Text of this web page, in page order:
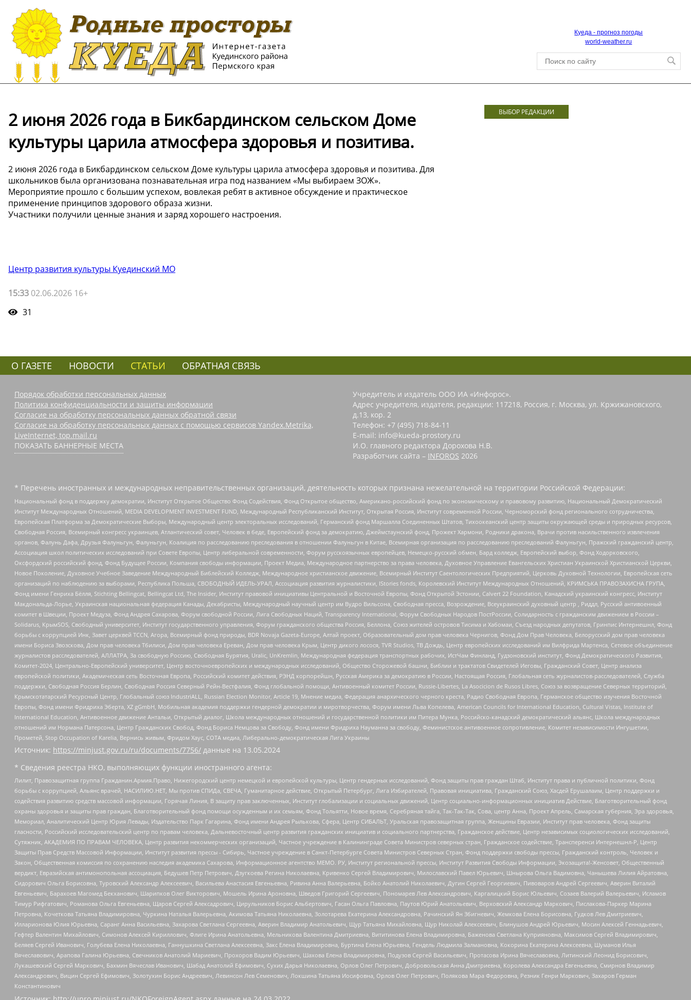
Куеда - прогноз погоды
world-weather.ru
2 июня 2026 года в Бикбардинском сельском Доме
культуры царила атмосфера здоровья и позитива.
2 июня 2026 года в Бикбардинском сельском Доме культуры царила атмосфера здоровья и позитива. Для
школьников была организована познавательная игра под названием «Мы выбираем ЗОЖ».
Мероприятие прошло с большим успехом, вовлекая ребят в активное обсуждение и практическое
применение принципов здорового образа жизни.
Участники получили ценные знания и заряд хорошего настроения.
Центр развития культуры Куединский МО
15:33 02.06.2026 16+
31
ВЫБОР РЕДАКЦИИ
О ГАЗЕТЕ НОВОСТИ СТАТЬИ ОБРАТНАЯ СВЯЗЬ
Порядок обработки персональных данных
Политика конфиденциальности и защиты информации
Согласие на обработку персональных данных обратной связи
Согласие на обработку персональных данных с помощью сервисов Yandex.Metrika,
LiveInternet, top.mail.ru
ПОКАЗАТЬ БАННЕРНЫЕ МЕСТА
Учредитель и издатель ООО ИА «Инфорос».
Адрес учредителя, издателя, редакции: 117218, Россия, г. Москва, ул. Кржижановского,
д.13, кор. 2
Телефон: +7 (495) 718-84-11
E-mail: info@kueda-prostory.ru
И.О. главного редактора Дорохова Н.В.
Разработчик сайта – INFOROS 2026
* Перечень иностранных и международных неправительственных организаций, деятельность которых признана нежелательной на территории Российской Федерации:
Национальный фонд в поддержку демократии, Институт Открытое Общество Фонд Содействия, Фонд Открытое общество, Американо-российский фонд по экономическому и правовому развитию, Национальный Демократический
Институт Международных Отношений, MEDIA DEVELOPMENT INVESTMENT FUND, Международный Республиканский Институт, Открытая Россия, Институт современной России, Черноморский фонд регионального сотрудничества,
Европейская Платформа за Демократические Выборы, Международный центр электоральных исследований, Германский фонд Маршалла Соединенных Штатов, Тихоокеанский центр защиты окружающей среды и природных ресурсов,
Свободная Россия, Всемирный конгресс украинцев, Атлантический совет, Человек в беде, Европейский фонд за демократию, Джеймстаунский фонд, Прожект Хармони, Родники дракона, Врачи против насильственного извлечения
органов, Фалунь Дафа, Друзья Фалуньгун, Фалуньгун, Коалиция по расследованию преследования в отношении Фалуньгун в Китае, Всемирная организация по расследованию преследований Фалуньгун, Пражский гражданский центр,
Ассоциация школ политических исследований при Совете Европы, Центр либеральной современности, Форум русскоязычных европейцев, Немецко-русский обмен, Бард колледж, Европейский выбор, Фонд Ходорковского,
Оксфордский российский фонд, Фонд Будущее России, Компания свободы информации, Проект Медиа, Международное партнерство за права человека, Духовное Управление Евангельских Христиан Украинской Христианской Церкви,
Новое Поколение, Духовное Учебное Заведение Международный Библейский Колледж, Международное христианское движение, Всемирный Институт Саентологических Предприятий, Церковь Духовной Технологии, Европейская сеть
организаций по наблюдению за выборами, Республика Польша, СВОБОДНЫЙ ИДЕЛЬ-УРАЛ, Ассоциация развития журналистики, IStories fonds, Королевский Институт Международных Отношений, КРИМСЬКА ПРАВОЗАХИСНА ГРУПА,
Фонд имени Генриха Бёлля, Stichting Bellingcat, Bellingcat Ltd, The Insider, Институт правовой инициативы Центральной и Восточной Европы, Фонд Открытой Эстонии, Calvert 22 Foundation, Канадский украинский конгресс, Институт
Макдональда-Лорье, Украинская национальная федерация Канады, Декабристы, Международный научный центр им Вудро Вильсона, Свободная пресса, Возрождение, Всеукраинский духовный центр , Риддл, Русский антивоенный
комитет в Швеции, Проект Медуза, Фонд Андрея Сахарова, Форум свободной России, Лига Свободных Наций, Transparеncy International, Форум Свободных Народов ПостРоссии, Солидарность с гражданским движением в России –
Solidarus, КрымSOS, Свободный университет, Институт государственного управления, Форум гражданского общества Россия, Беллона, Союз жителей островов Тисима и Хабомаи, Съезд народных депутатов, Гринпис Интернешнл, Фонд
борьбы с коррупцией Инк, Завет церквей TCCN, Агора, Всемирный фонд природы, BDR Novaja Gazeta-Europe, Алтай проект, Образовательный дом прав человека Чернигов, Фонд Дом Прав Человека, Белорусский дом прав человека
имени Бориса Звозскова, Дом прав человека Тбилиси, Дом прав человека Ереван, Дом прав человека Крым, Центр дикого лосося, TVR Studios, ТВ Дождь, Центр европейских исследований им Вилфрида Мартенса, Сетевое объединение
журналистов расследователей, АЛЛАТРА, За свободную Россию, Свободная Бурятия, Uralic, UnKremlin, Международная федерация транспортных рабочих, ИстЧам Финланд, Гудзоновский институт, Фонд Демократического Развития,
Комитет-2024, Центрально-Европейский университет, Центр восточноевропейских и международных исследований, Общество Сторожевой башни, Библии и трактатов Свидетелей Иеговы, Гражданский Совет, Центр анализа
европейской политики, Академическая сеть Восточная Европа, Российский комитет действия, РЭНД корпорейшн, Русская Америка за демократию в России, Настоящая Россия, Глобальная сеть журналистов-расследователей, Служба
поддержки, Свободная Россия Берлин, Свободная Россия Северный Рейн-Вестфалия, Фонд глобальной помощи, Антивоенный комитет России, Russie-Libertes, La Asocicion de Rusos Libres, Союз за возвращение Северных территорий,
Крымскотатарский Ресурсный Центр, Глобальный союз IndustriALL, Russian Election Monitor, Article 19, Мнение медиа, Федерация анархического черного креста, Радио Свободная Европа, Германское общество изучения Восточной
Европы, Фонд имени Фридриха Эберта, XZ gGmbH, Мобильная академия поддержки гендерной демократии и миротворчества, Форум имени Льва Копелева, American Councils for International Education, Cultural Vistas, Institute of
International Education, Антивоенное движение Антальи, Открытый диалог, Школа международных отношений и государственной политики им Питера Мунка, Российско-канадский демократический альянс, Школа международных
отношений им Нормана Патерсона, Центр Гражданских Свобод, Фонд Бориса Немцова за Свободу, Фонд имени Фридриха Науманна за свободу, Феминистское антивоенное сопротивление, Комитет независимости Ингушетии,
Прометей, Stop Occupation of Karelia, Вернись живым, Фридом Хаус, СОТА медиа, Либерально-демократическая Лига Украины
Источник: https://minjust.gov.ru/ru/documents/7756/ данные на 13.05.2024
* Сведения реестра НКО, выполняющих функции иностранного агента:
Лилит, Правозащитная группа Гражданин.Армия.Право, Нижегородский центр немецкой и европейской культуры, Центр гендерных исследований, Фонд защиты прав граждан Штаб, Институт права и публичной политики, Фонд
борьбы с коррупцией, Альянс врачей, НАСИЛИЮ.НЕТ, Мы против СПИДа, СВЕЧА, Гуманитарное действие, Открытый Петербург, Лига Избирателей, Правовая инициатива, Гражданский Союз, Хасдей Ерушалаим, Центр поддержки и
содействия развитию средств массовой информации, Горячая Линия, В защиту прав заключенных, Институт глобализации и социальных движений, Центр социально-информационных инициатив Действие, Благотворительный фонд
охраны здоровья и защиты прав граждан, Благотворительный фонд помощи осужденным и их семьям, Фонд Тольятти, Новое время, Серебряная тайга, Так-Так-Так, Сова, центр Анна, Проект Апрель, Самарская губерния, Эра здоровья,
Мемориал, Аналитический Центр Юрия Левады, Издательство Парк Гагарина, Фонд имени Андрея Рылькова, Сфера, Центр СИБАЛЬТ, Уральская правозащитная группа, Женщины Евразии, Институт прав человека, Фонд защиты
гласности, Российский исследовательский центр по правам человека, Дальневосточный центр развития гражданских инициатив и социального партнерства, Гражданское действие, Центр независимых социологических исследований,
Сутяжник, АКАДЕМИЯ ПО ПРАВАМ ЧЕЛОВЕКА, Центр развития некоммерческих организаций, Частное учреждение в Калининграде Совета Министров северных стран, Гражданское содействие, Трансперенси Интернешнл-Р, Центр
Защиты Прав Средств Массовой Информации, Институт развития прессы - Сибирь, Частное учреждение в Санкт-Петербурге Совета Министров Северных Стран, Фонд поддержки свободы прессы, Гражданский контроль, Человек и
Закон, Общественная комиссия по сохранению наследия академика Сахарова, Информационное агентство МЕМО. РУ, Институт региональной прессы, Институт Развития Свободы Информации, Экозащита!-Женсовет, Общественный
вердикт, Евразийская антимонопольная ассоциация, Бедушев Петр Петрович, Дзугкоева Регина Николаевна, Кривенко Сергей Владимирович, Милославский Павел Юрьевич, Шнырова Ольга Вадимовна, Чанышева Лилия Айратовна,
Сидорович Ольга Борисовна, Туровский Александр Алексеевич, Васильева Анастасия Евгеньевна, Ривина Анна Валерьевна, Бойко Анатолий Николаевич, Дугин Сергей Георгиевич, Пивоваров Андрей Сергеевич, Аверин Виталий
Евгеньевич, Барахоев Магомед Бекханович, Шарипков Олег Викторович, Мошель Ирина Ароновна, Шведов Григорий Сергеевич, Пономарев Лев Александрович, Каргалицкий Борис Юльевич, Созаев Валерий Валерьевич, Исламов
Тимур Рифгатович, Романова Ольга Евгеньевна, Щаров Сергей Алексадрович, Цирульников Борис Альбертович, Гасан Ольга Павловна, Паутов Юрий Анатольевич, Верховский Александр Маркович, Пислакова-Паркер Марина
Петровна, Кочеткова Татьяна Владимировна, Чуркина Наталья Валерьевна, Акимова Татьяна Николаевна, Золотарева Екатерина Александровна, Рачинский Ян Збигневич, Жемкова Елена Борисовна, Гудков Лев Дмитриевич,
Илларионова Юлия Юрьевна, Саранг Анна Васильевна, Захарова Светлана Сергеевна, Аверин Владимир Анатольевич, Щур Татьяна Михайловна, Щур Николай Алексеевич, Блинушов Андрей Юрьевич, Мосин Алексей Геннадьевич,
Гефтер Валентин Михайлович, Симонов Алексей Кириллович, Флиге Ирина Анатольевна, Мельникова Валентина Дмитриевна, Вититинова Елена Владимировна, Баженова Светлана Куприяновна, Максимов Сергей Владимирович,
Беляев Сергей Иванович, Голубева Елена Николаевна, Ганнушкина Светлана Алексеевна, Закс Елена Владимировна, Буртина Елена Юрьевна, Гендель Людмила Залмановна, Кокорина Екатерина Алексеевна, Шуманов Илья
Вячеславович, Арапова Галина Юрьевна, Свечников Анатолий Мариевич, Прохоров Вадим Юрьевич, Шахова Елена Владимировна, Подузов Сергей Васильевич, Протасова Ирина Вячеславовна, Литинский Леонид Борисович,
Лукашевский Сергей Маркович, Бахмин Вячеслав Иванович, Шабад Анатолий Ефимович, Сухих Дарья Николаевна, Орлов Олег Петрович, Добровольская Анна Дмитриевна, Королева Александра Евгеньевна, Смирнов Владимир
Александрович, Вицин Сергей Ефимович, Золотухин Борис Андреевич, Левинсон Лев Семенович, Локшина Татьяна Иосифовна, Орлов Олег Петрович, Полякова Мара Федоровна, Резник Генри Маркович, Захаров Герман
Константинович